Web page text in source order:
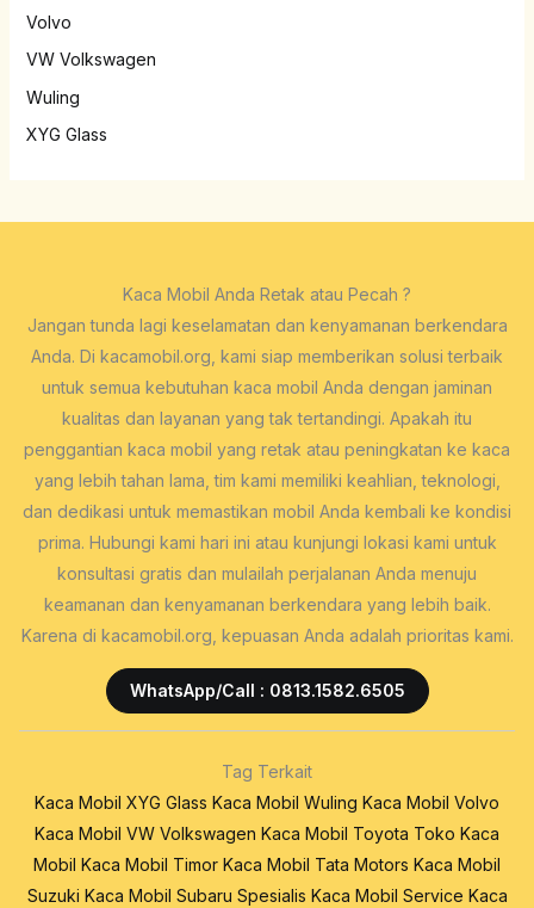
Volvo
VW Volkswagen
Wuling
XYG Glass
Kaca Mobil Anda Retak atau Pecah ?
Jangan tunda lagi keselamatan dan kenyamanan berkendara
Anda. Di kacamobil.org, kami siap memberikan solusi terbaik
untuk semua kebutuhan kaca mobil Anda dengan jaminan
kualitas dan layanan yang tak tertandingi. Apakah itu
penggantian kaca mobil yang retak atau peningkatan ke kaca
yang lebih tahan lama, tim kami memiliki keahlian, teknologi,
dan dedikasi untuk memastikan mobil Anda kembali ke kondisi
prima. Hubungi kami hari ini atau kunjungi lokasi kami untuk
konsultasi gratis dan mulailah perjalanan Anda menuju
keamanan dan kenyamanan berkendara yang lebih baik.
Karena di kacamobil.org, kepuasan Anda adalah prioritas kami.
WhatsApp/Call : 0813.1582.6505
Tag Terkait
Kaca Mobil XYG Glass Kaca Mobil Wuling Kaca Mobil Volvo
Kaca Mobil VW Volkswagen Kaca Mobil Toyota Toko Kaca
Mobil Kaca Mobil Timor Kaca Mobil Tata Motors Kaca Mobil
Suzuki Kaca Mobil Subaru Spesialis Kaca Mobil Service Kaca